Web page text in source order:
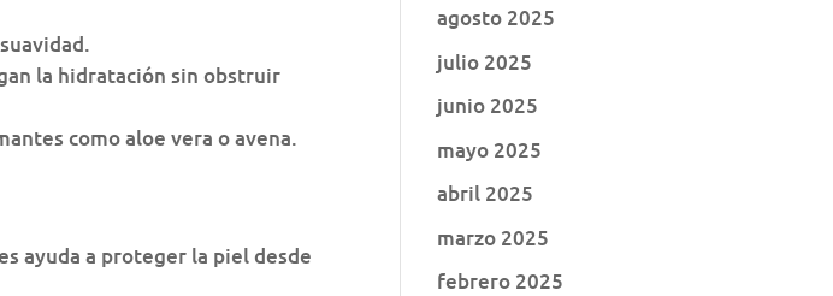
la hidratación sin obstruir
como aloe vera o avena.
ayuda a proteger la piel desde
agosto 2025
julio 2025
junio 2025
mayo 2025
abril 2025
marzo 2025
febrero 2025